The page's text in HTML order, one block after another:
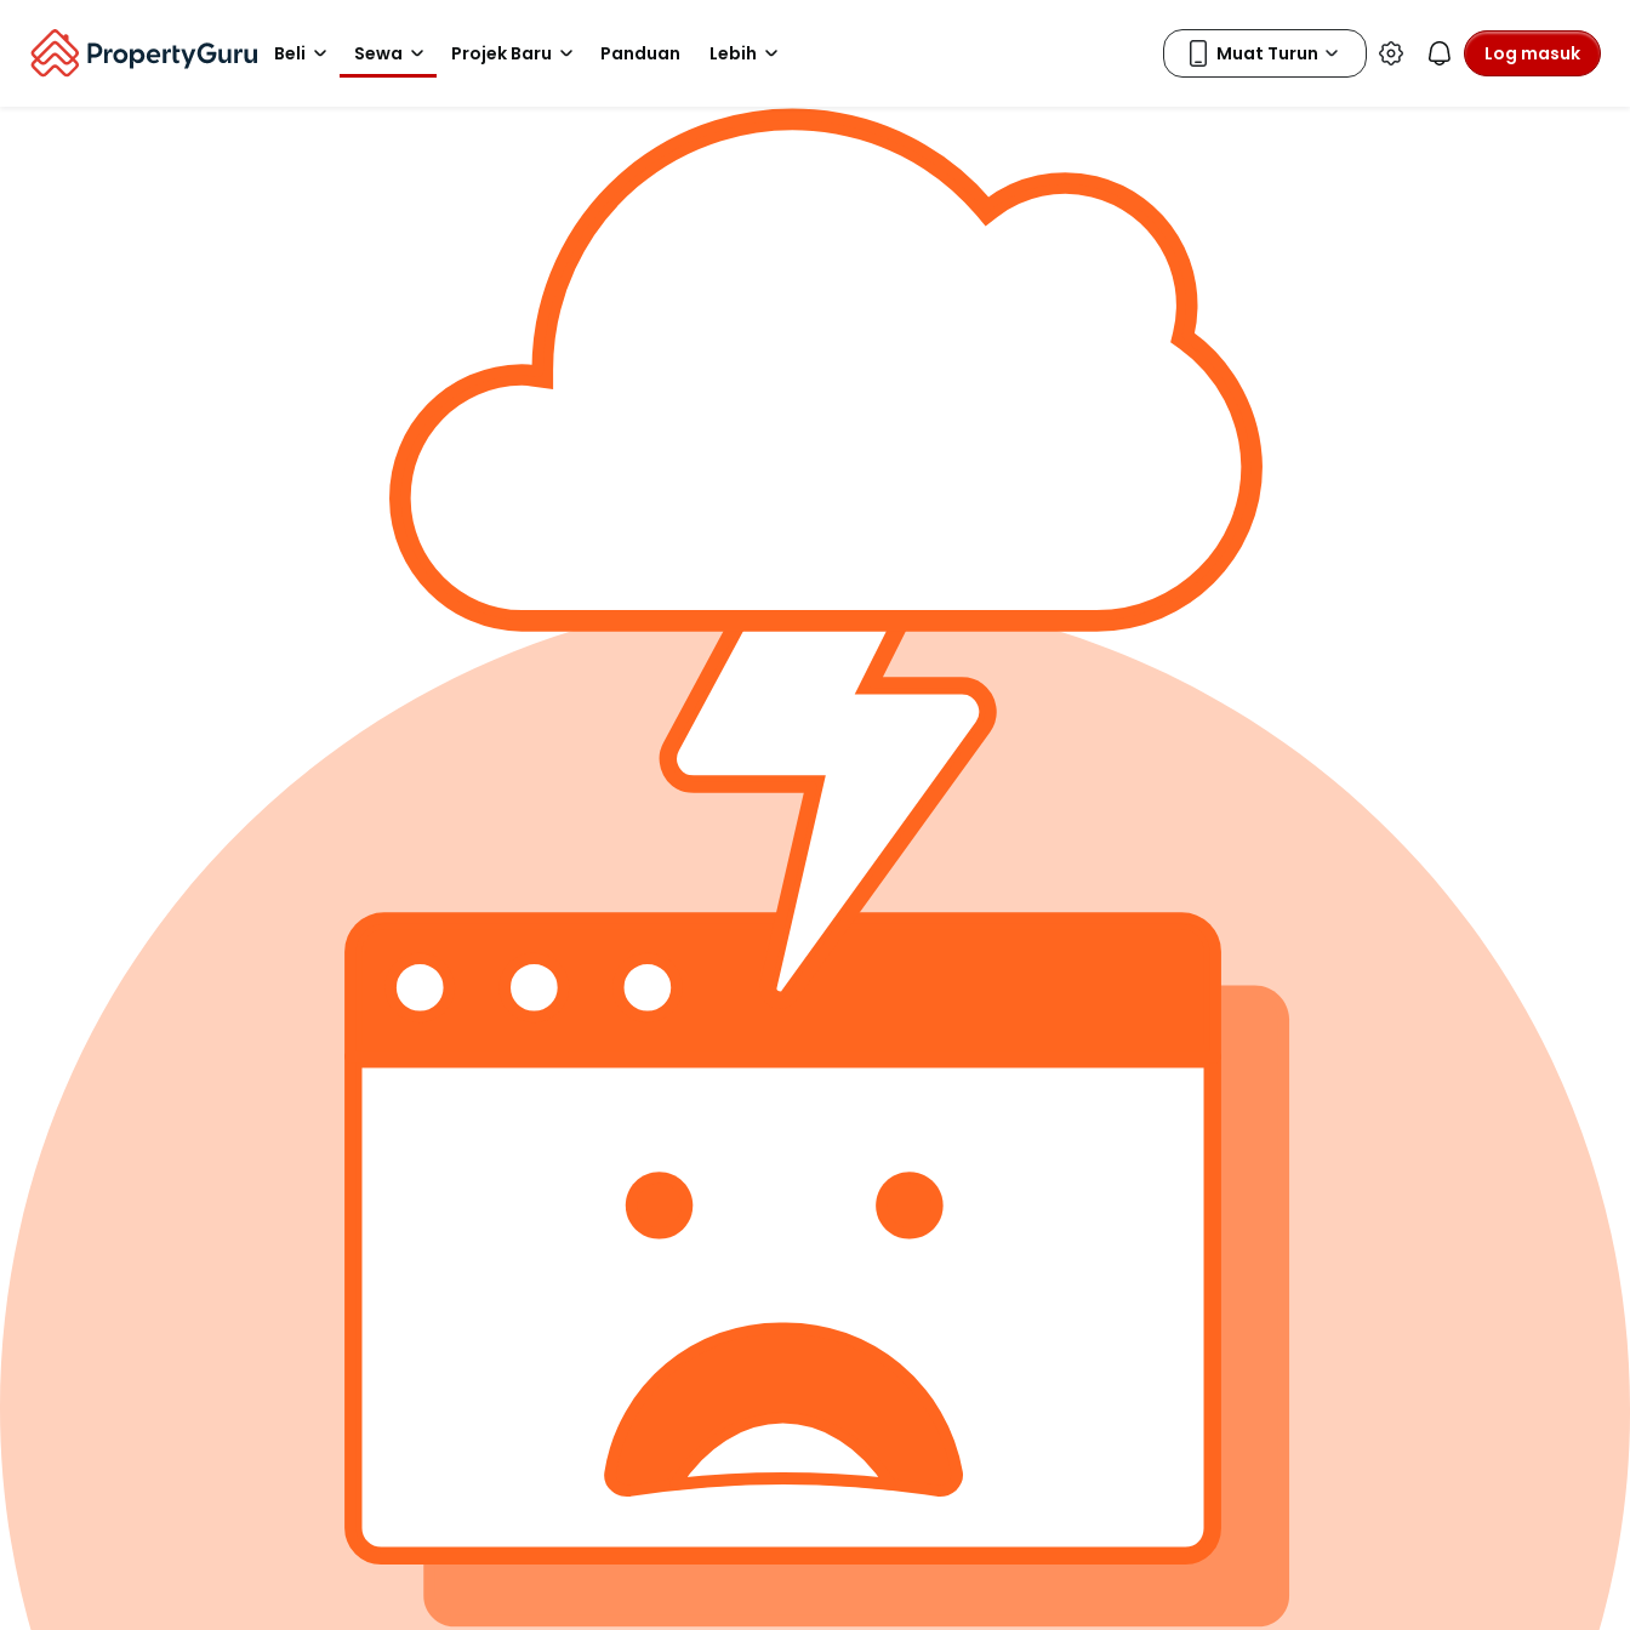
Beli Sewa Projek Baru Panduan Lebih Log masuk